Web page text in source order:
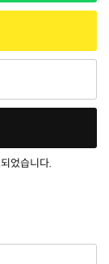
었습니다.